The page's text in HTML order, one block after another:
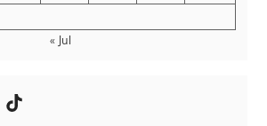
« Jul